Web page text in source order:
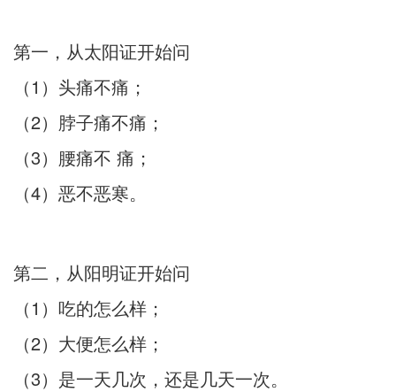
第一，从太阳证开始问
（1）头痛不痛；
（2）脖子痛不痛；
（3）腰痛不 痛；
（4）恶不恶寒。
第二，从阳明证开始问
（1）吃的怎么样；
（2）大便怎么样；
（3）是一天几次，还是几天一次。